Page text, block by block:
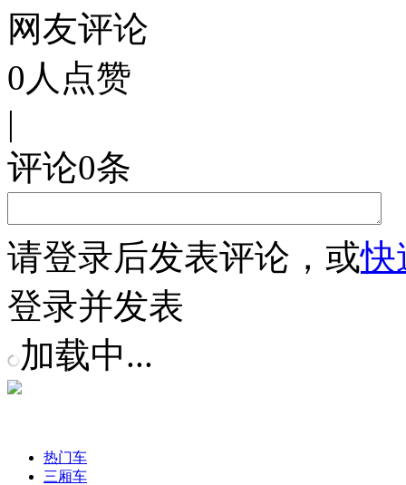
网友评论
0 人点赞
|
评论0条
请登录后发表评论，或快
登录并发表
加载中...
热门车
三厢车